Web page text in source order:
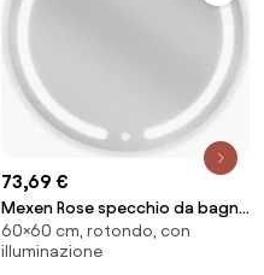
73,69 €
Mexen Rose specchio da bagno
retroilluminato, rotondo 60
cm, LED 6000K, antifog - 9810-
60×60 cm, rotondo, con
illuminazione